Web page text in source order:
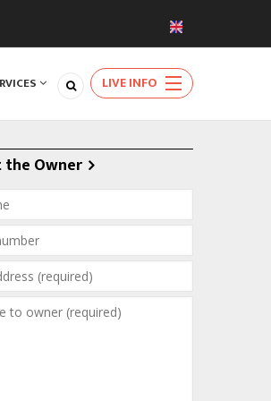
LIVE INFO
the Owner